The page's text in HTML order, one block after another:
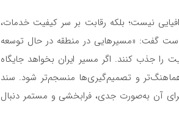
نیست؛ بلکه رقابت بر سر کیفیت خدمات،
گفت: «مسیرهایی در منطقه در حال توسعه
را جذب کنند. اگر مسیر ایران بخواهد جایگاه
هماهنگ‌تر و تصمیم‌گیری‌ها منسجم‌تر شود. سند
آن به‌صورت جدی، فرابخشی و مستمر دنبال